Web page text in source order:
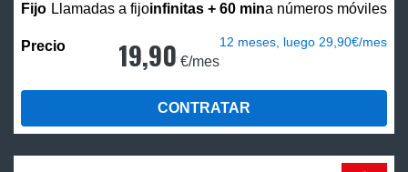
Llamadas a fijoinfinitas + 60 mina números móviles
19,90 €/mes
12 meses, luego 29,90€/mes
CONTRATAR